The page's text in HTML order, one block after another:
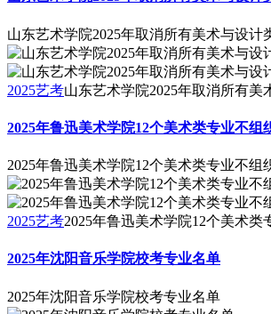
山东艺术学院2025年取消所有美术与设计
2025艺考山东艺术学院2025年取消所有美
2025年鲁迅美术学院12个美术类专业不组
2025年鲁迅美术学院12个美术类专业不组
2025艺考2025年鲁迅美术学院12个美术类
2025年沈阳音乐学院校考专业名单
2025年沈阳音乐学院校考专业名单